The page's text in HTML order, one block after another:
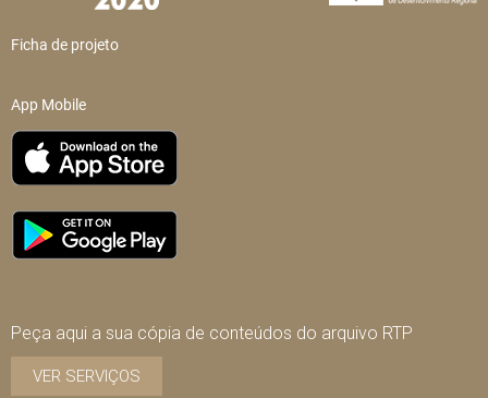
Ficha de projeto
App Mobile
Peça aqui a sua cópia de conteúdos do arquivo RTP
VER SERVIÇOS